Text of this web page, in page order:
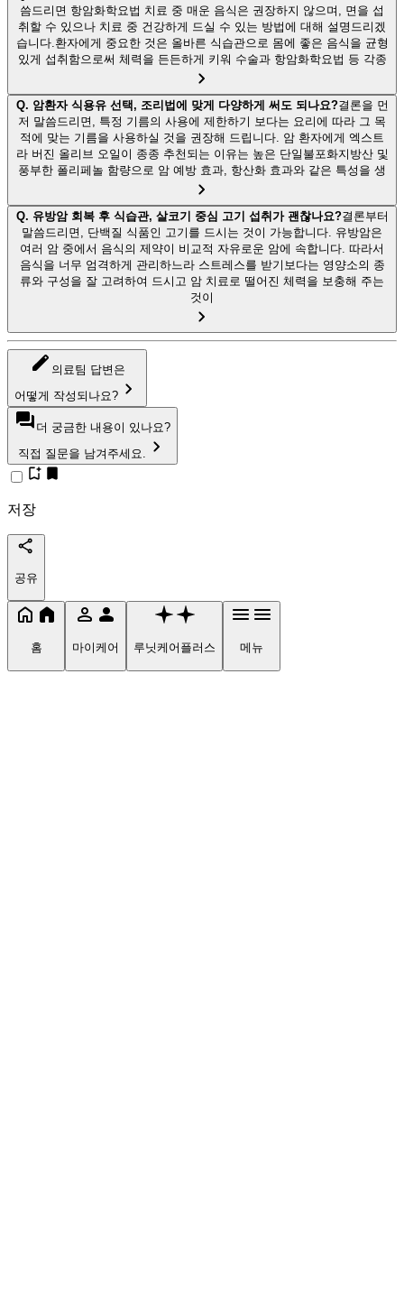
씀드리면 항암화학요법 치료 중 매운 음식은 권장하지 않으며, 면을 섭
취할 수 있으나 치료 중 건강하게 드실 수 있는 방법에 대해 설명드리겠
습니다.환자에게 중요한 것은 올바른 식습관으로 몸에 좋은 음식을 균형
있게 섭취함으로써 체력을 든든하게 키워 수술과 항암화학요법 등 각종
Q. 암환자 식용유 선택, 조리법에 맞게 다양하게 써도 되나요?결론을 먼
저 말씀드리면, 특정 기름의 사용에 제한하기 보다는 요리에 따라 그 목
적에 맞는 기름을 사용하실 것을 권장해 드립니다. 암 환자에게 엑스트
라 버진 올리브 오일이 종종 추천되는 이유는 높은 단일불포화지방산 및
풍부한 폴리페놀 함량으로 암 예방 효과, 항산화 효과와 같은 특성을 생
Q. 유방암 회복 후 식습관, 살코기 중심 고기 섭취가 괜찮나요?결론부터
말씀드리면, 단백질 식품인 고기를 드시는 것이 가능합니다. 유방암은
여러 암 중에서 음식의 제약이 비교적 자유로운 암에 속합니다. 따라서
음식을 너무 엄격하게 관리하느라 스트레스를 받기보다는 영양소의 종
류와 구성을 잘 고려하여 드시고 암 치료로 떨어진 체력을 보충해 주는
것이
의료팀 답변은
어떻게 작성되나요?
더 궁금한 내용이 있나요?
직접 질문을 남겨주세요.
저장
공유
홈 마이케어 루닛케어플러스 메뉴